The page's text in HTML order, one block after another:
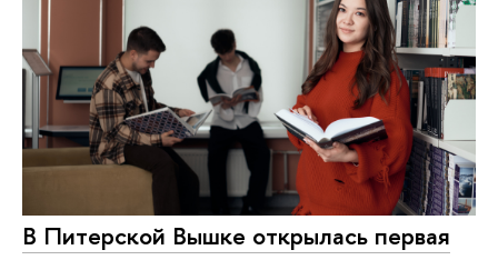
В Питерской Вышке открылась первая